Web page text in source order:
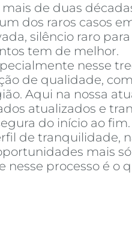
de duas
dos raros casos
silêncio raro
tem de melhor.
nesse
de qualidade,
Aqui na nossa
atualizados e
do início ao fim.
de tranquilidade,
mais
nesse processo é o